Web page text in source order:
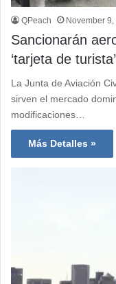
QPeach November 9,
Sancionarán
‘tarjeta de
La Junta de Aviación
sirven el mercado
modificaciones…
Más Detalles »